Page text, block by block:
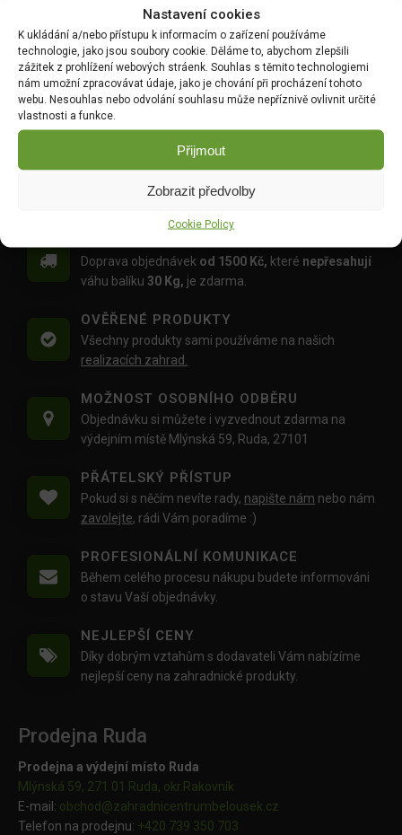
Nastavení cookies
K ukládání a/nebo přístupu k informacím o zařízení používáme
technologie, jako jsou soubory cookie. Děláme to, abychom zlepšili
zážitek z prohlížení webových stráenk. Souhlas s těmito technologiemi
nám umožní zpracovávat údaje, jako je chování při procházení tohoto
webu. Nesouhlas nebo odvolání souhlasu může nepříznivě ovlivnit určité
vlastnosti a funkce.
Přijmout
Zobrazit předvolby
Cookie Policy
59.00Kč
DO KOŠÍKU
39.00Kč
DMI110-2411U Květináč
MILLY ROUND 10,9cm tm.
zelený
DO KOŠÍKU
DMI150-443U Květináč
MILLY ROUND 14,6cm sv.
DO KOŠÍKU
49.00
Doprava objednávek od 1500 Kč, které nepřesahují
váhu balíku 30 Kg, je zdarma.
OVĚŘENÉ PRODUKTY
Všechny produkty sami používáme na našich
realizacích zahrad.
MOŽNOST OSOBNÍHO ODBĚRU
Objednávku si můžete i vyzvednout zdarma na
výdejním místě Mlýnská 59, Ruda, 27101
PŘÁTELSKÝ PŘÍSTUP
Pokud si s něčím nevíte rady, napište nám nebo nám
zavolejte, rádi Vám poradíme :)
PROFESIONÁLNÍ KOMUNIKACE
Během celého procesu nákupu budete informováni
o stavu Vaší objednávky.
NEJLEPŠÍ CENY
Díky dobrým vztahům s dodavateli Vám nabízíme
nejlepší ceny na zahradnické produkty.
Prodejna Ruda
Prodejna a výdejní místo Ruda
Mlýnská 59, 271 01 Ruda, okr.Rakovník
E-mail: obchod@zahradnicentrumbelousek.cz
Telefon na prodejnu: +420 739 350 703